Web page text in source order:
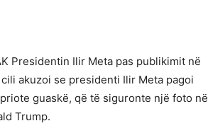
Presidentin Ilir Meta pas publikimit në
akuzoi se presidenti Ilir Meta pagoi
guaskë, që të siguronte një foto në
Trump.